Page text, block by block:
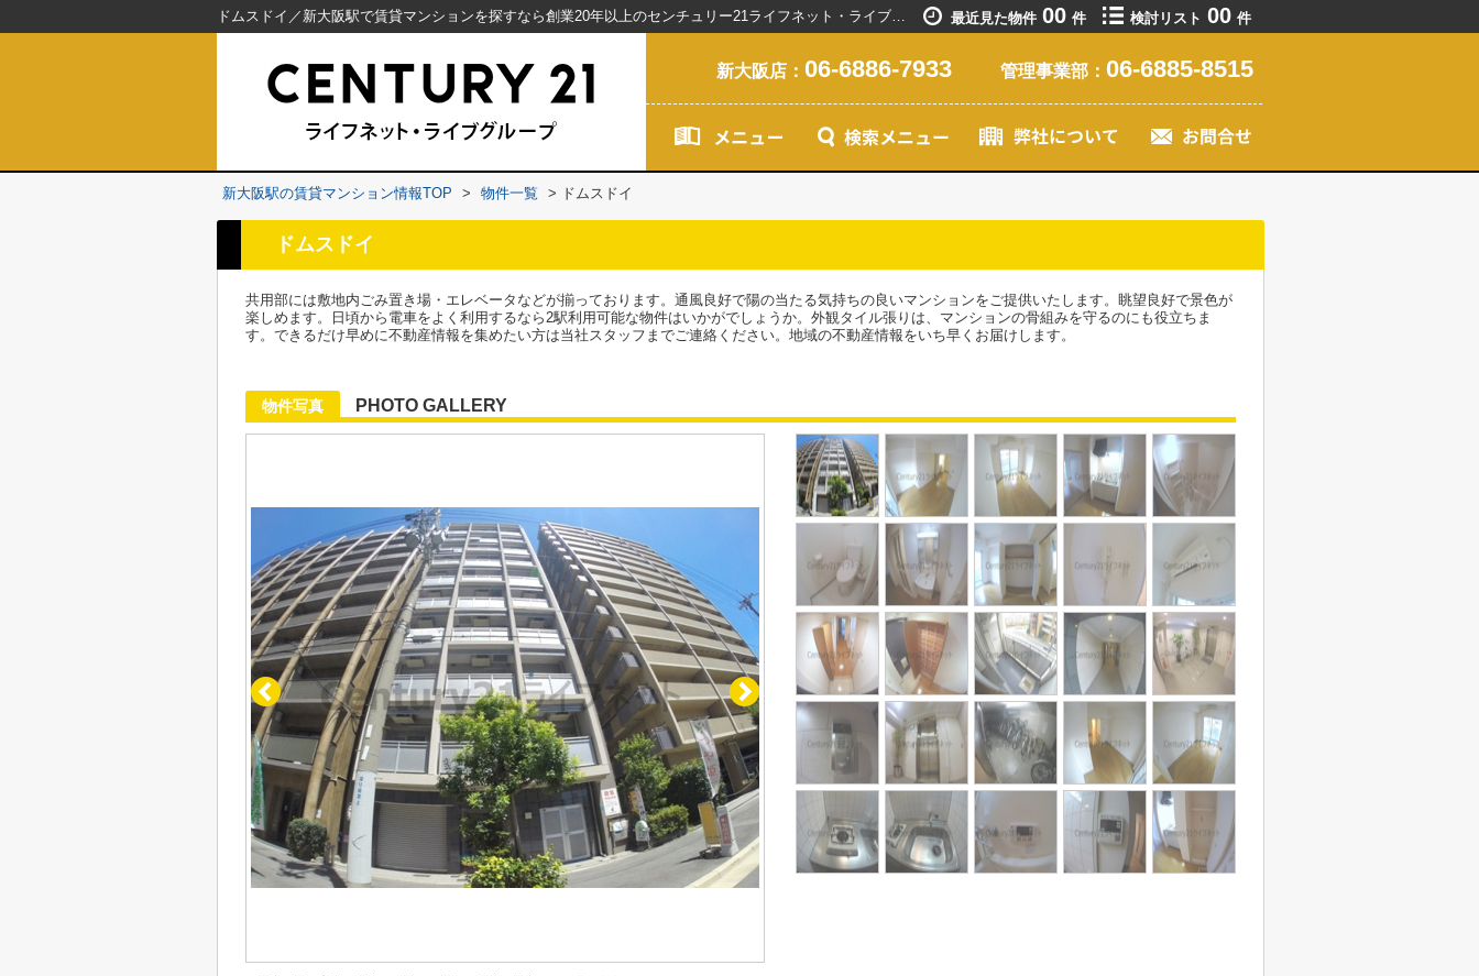
ドムスドイ／新大阪駅で賃貸マンションを探すなら創業20年以上のセンチュリー21ライフネット・ライブグループ 最近見た物件 00 件 検討リスト 00 件
新大阪店： 06-6886-7933 管理事業部： 06-6885-8515
新大阪駅の賃貸マンション情報TOP > 物件一覧 > ドムスドイ
ドムスドイ
共用部には敷地内ごみ置き場・エレベータなどが揃っております。通風良好で陽の当たる気持ちの良いマンションをご提供いたします。眺望良好で景色が
楽しめます。日頃から電車をよく利用するなら2駅利用可能な物件はいかがでしょうか。外観タイル張りは、マンションの骨組みを守るのにも役立ちま
す。できるだけ早めに不動産情報を集めたい方は当社スタッフまでご連絡ください。地域の不動産情報をいち早くお届けします。
物件写真 PHOTO GALLERY